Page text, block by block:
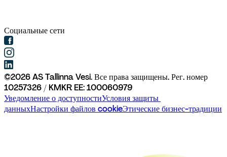
Социальные сети
©2026AS Tallinna Vesi. Все права защищены. Рег. номер
10257326 / KMKR EE: 100060979
Уведомление о доступностиУсловия защиты
данныхНастройки файлов cookieЭтические бизнес-традиции